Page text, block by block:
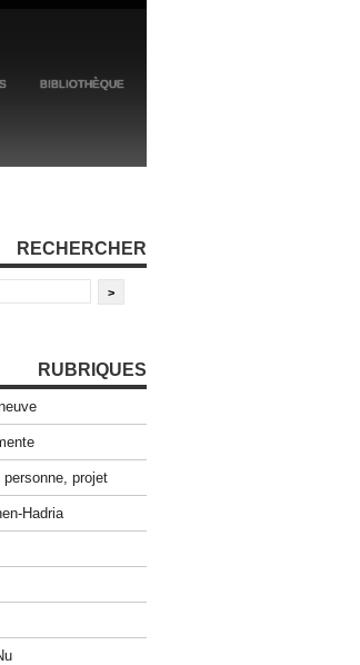
BIBLIOTHÈQUE
RECHERCHER
RUBRIQUES
projet
Hadria